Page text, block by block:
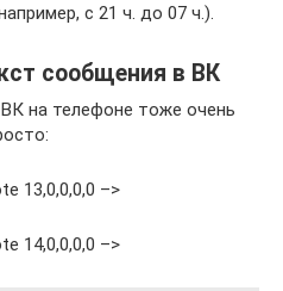
с 21 ч. до 07 ч.).
сообщения в ВК
на телефоне тоже очень
13,0,0,0,0 –>
14,0,0,0,0 –>